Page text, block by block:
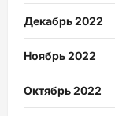
Декабрь 2022
Ноябрь 2022
Октябрь 2022